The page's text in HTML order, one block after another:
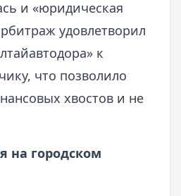
и «юридическая
удовлетворил
к
что позволило
хвостов и не
на городском